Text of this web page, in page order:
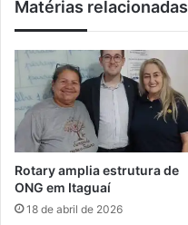
u
n
o
e
o
r
n
t
a
a
Matérias relacionadas
Rotary amplia estrutura de
ONG em Itaguaí
18 de abril de 2026